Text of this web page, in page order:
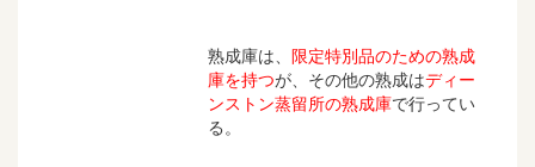
熟成庫は、
限定特別品のための熟成
庫を持つが、その他の熟成はディー
ンストン蒸留所の熟成庫で行ってい
る。